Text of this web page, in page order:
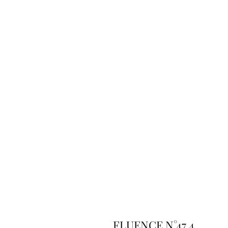
FLUENCE N°47.4